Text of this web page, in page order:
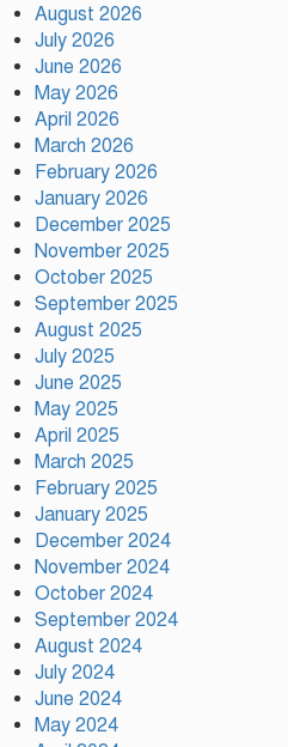
পিরোজপুরে
ফ্যাসিস্ট
গঠনের
August 2026
July 2026
June 2026
May 2026
April 2026
March 2026
February 2026
January 2026
December 2025
November 2025
October 2025
September 2025
August 2025
July 2025
June 2025
May 2025
April 2025
March 2025
February 2025
January 2025
December 2024
November 2024
October 2024
September 2024
August 2024
July 2024
June 2024
May 2024